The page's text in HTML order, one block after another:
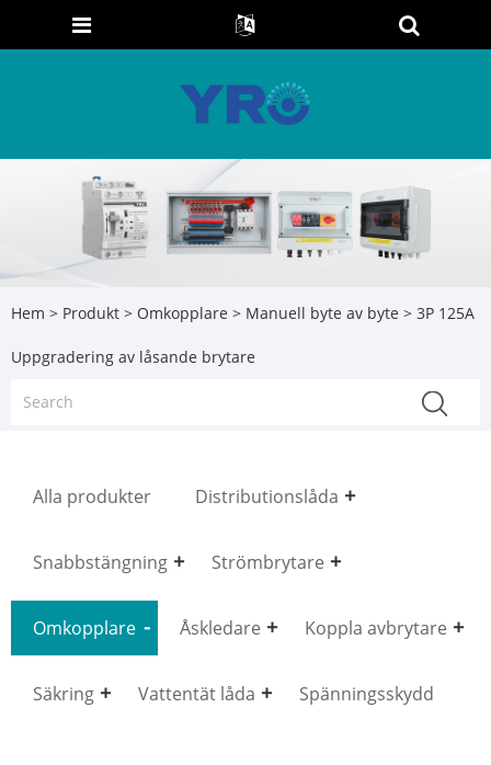
Hem > Produkt > Omkopplare > Manuell byte av byte > 3P 125A
Uppgradering av låsande brytare
Alla produkter Distributionslåda
Snabbstängning Strömbrytare
Omkopplare Åskledare Koppla avbrytare
Säkring Vattentät låda Spänningsskydd